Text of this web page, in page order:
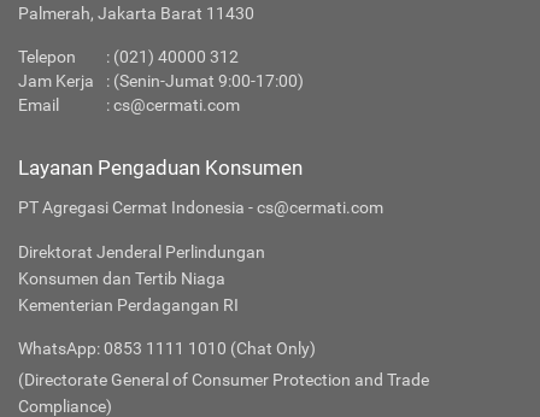
Palmerah, Jakarta Barat 11430
Telepon : (021) 40000 312
Jam Kerja
: (Senin-Jumat 9:00-17:00)
Email
:cs@cermati.com
Layanan Pengaduan Konsumen
PT Agregasi Cermat Indonesia - cs@cermati.com
Direktorat Jenderal Perlindungan
Konsumen dan Tertib Niaga
Kementerian Perdagangan RI
WhatsApp: 0853 1111 1010 (Chat Only)
(Directorate General of Consumer Protection and Trade
Compliance)